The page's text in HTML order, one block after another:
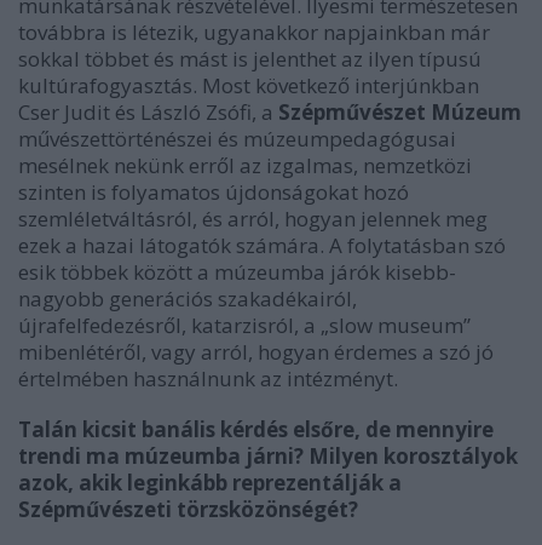
munkatársának részvételével. Ilyesmi természetesen
továbbra is létezik, ugyanakkor napjainkban már
sokkal többet és mást is jelenthet az ilyen típusú
kultúrafogyasztás. Most következő interjúnkban
Cser Judit és László Zsófi, a Szépművészet Múzeum
művészettörténészei és múzeumpedagógusai
mesélnek nekünk erről az izgalmas, nemzetközi
szinten is folyamatos újdonságokat hozó
szemléletváltásról, és arról, hogyan jelennek meg
ezek a hazai látogatók számára. A folytatásban szó
esik többek között a múzeumba járók kisebb-
nagyobb generációs szakadékairól,
újrafelfedezésről, katarzisról, a „slow museum”
mibenlétéről, vagy arról, hogyan érdemes a szó jó
értelmében használnunk az intézményt.
Talán kicsit banális kérdés elsőre, de mennyire
trendi ma múzeumba járni? Milyen korosztályok
azok, akik leginkább reprezentálják a
Szépművészeti törzsközönségét?